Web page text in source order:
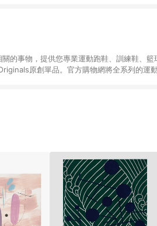
的事物，提供您專業運動跑鞋、訓練鞋、籃
原創單品。官方購物網將全系列的運